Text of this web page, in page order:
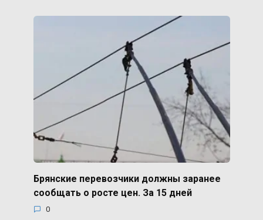
Брянские перевозчики должны заранее
сообщать о росте цен. За 15 дней
0